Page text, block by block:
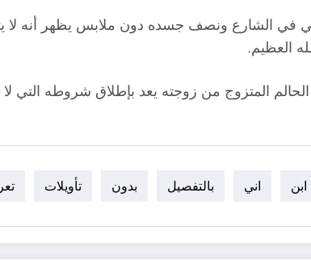
في الشارع ونصف جسده دون ملابس يظهر أنه لا
العظيم.
المتزوج من زوجته يعد بإطلاق شروطه
ابن اني بالتفصيل بدون تأويلات